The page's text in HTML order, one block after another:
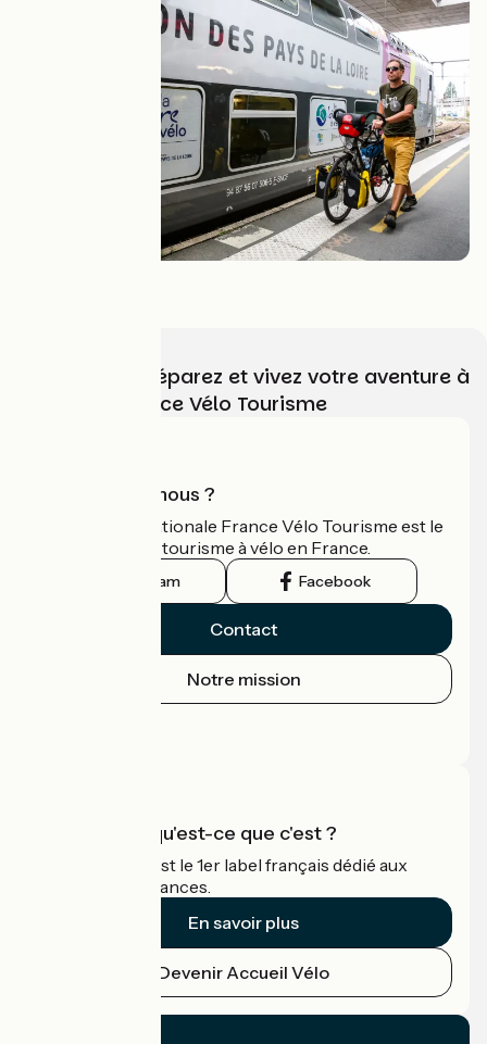
Choisissez, préparez et vivez votre aventure à
vélo avec France Vélo Tourisme
Qui sommes-nous ?
L'association nationale France Vélo Tourisme est le
guide officiel du tourisme à vélo en France.
Instagram Facebook
Contact
Notre mission
Accueil Vélo qu'est-ce que c'est ?
Accueil Vélo c'est le 1er label français dédié aux
cyclistes en vacances.
En savoir plus
Devenir Accueil Vélo